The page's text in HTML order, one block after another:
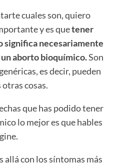
cuales son, quiero
y es quetener
significa necesariamente
aborto bioquímico.Son
es decir, pueden
otras cosas.
que has podido tener
lo mejor es que hables
allá con los síntomas más